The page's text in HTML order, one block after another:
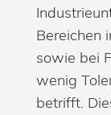
Bereichen
sowie bei
wenig
betrifft.